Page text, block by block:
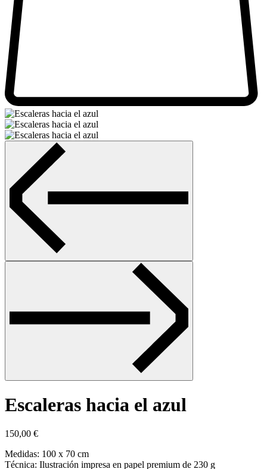
Escaleras hacia el azul
150,00 €
Medidas: 100 x 70 cm
Técnica: Ilustración impresa en papel premium de 230 g